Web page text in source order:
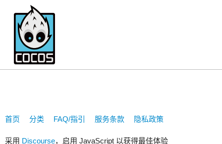
a37free
首页 分类 FAQ/指引 服务条款 隐私政策
采用 Discourse，启用 JavaScript 以获得最佳体验